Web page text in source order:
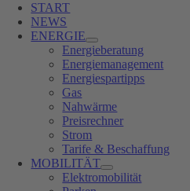
START
NEWS
ENERGIE
Energieberatung
Energiemanagement
Energiespartipps
Gas
Nahwärme
Preisrechner
Strom
Tarife & Beschaffung
MOBILITÄT
Elektromobilität